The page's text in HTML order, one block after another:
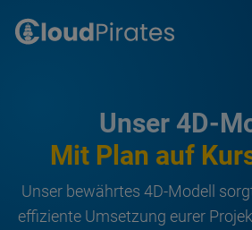
Unser 4D-
Mit Plan auf
Unser bewährtes 4D-Modell
effiziente Umsetzung eurer